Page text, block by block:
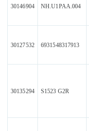
30146904 NH.U1PAA.004
30127532 6931548317913
30135294 S1523 G2R